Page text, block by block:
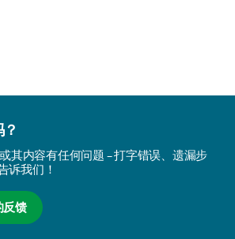
其内容有任何问题 – 打字错误、遗漏步
诉我们！
反馈